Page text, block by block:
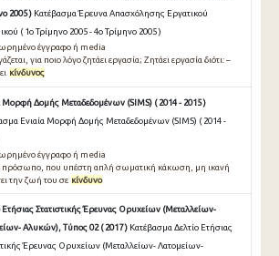
2005 ) Κατέβασμα Έρευνα Απασχόλησης Εργατικού
( 1ο Τρίμηνο 2005 - 4ο Τρίμηνο 2005 )
έγγραφο ή media
για ποιο λόγο ζητάει εργασία; Ζητάει εργασία διότι: –
κίνδυνος
Μορφή Δομής Μεταδεδομένων (SIMS) ( 2014 - 2015 )
Ενιαία Μορφή Δομής Μεταδεδομένων (SIMS) ( 2014 -
έγγραφο ή media
πρόσωπο, που υπέστη απλή σωµατική κάκωση, µη ικανή
την ζωή του σε κίνδυνο
Ετήσιας Στατιστικής Έρευνας Ορυχείων (Μεταλλείων-
Αλυκών), Τύπος 02 ( 2017 ) Κατέβασμα Δελτίο Ετήσιας
Έρευνας Ορυχείων (Μεταλλείων- Λατομείων-